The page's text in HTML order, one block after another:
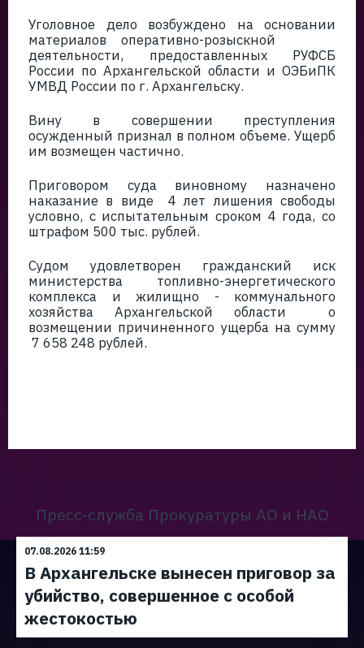
Уголовное дело возбуждено на основании
материалов оперативно-розыскной
деятельности, предоставленных РУФСБ
России по Архангельской области и ОЭБиПК
УМВД России по г. Архангельску.
Вину в совершении преступления
осужденный признал в полном объеме. Ущерб
им возмещен частично.
Приговором суда виновному назначено
наказание в виде 4 лет лишения свободы
условно, с испытательным сроком 4 года, со
штрафом 500 тыс. рублей.
Судом удовлетворен гражданский иск
министерства топливно-энергетического
комплекса и жилищно - коммунального
хозяйства Архангельской области о
возмещении причиненного ущерба на сумму
7 658 248 рублей.
Пресс-служба Прокуратуры АО и НАО
07.08.2026 11:59
В Архангельске вынесен приговор за
убийство, совершенное с особой
жестокостью